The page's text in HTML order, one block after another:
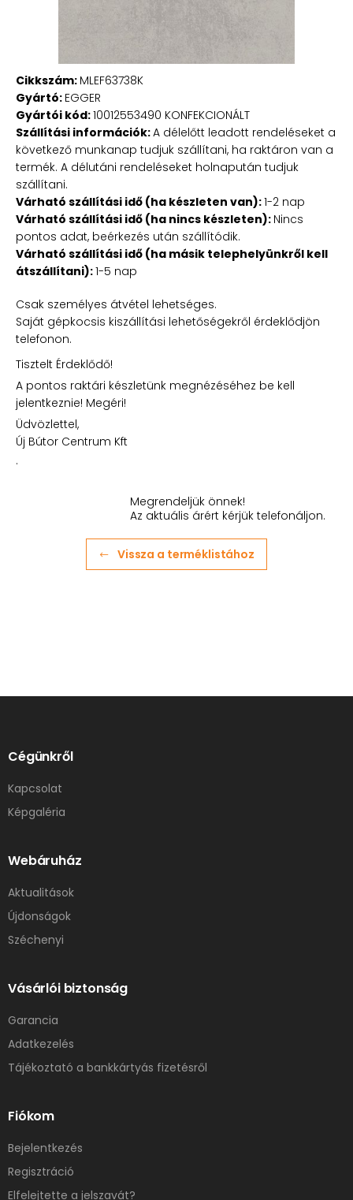
Cikkszám: MLEF63738K
Gyártó: EGGER
Gyártói kód:10012553490 KONFEKCIONÁLT
Szállítási információk:A délelőtt leadott rendeléseket a
következő munkanap tudjuk szállítani, ha raktáron van a
termék. A délutáni rendeléseket holnapután tudjuk
szállítani.
Várható szállítási idő (ha készleten van):1-2 nap
Várható szállítási idő (ha nincs készleten): Nincs
pontos adat, beérkezés után szállítódik.
Várható szállítási idő (ha másik telephelyünkről kell
átszállítani):1-5 nap
Csak személyes átvétel lehetséges.
Saját gépkocsis kiszállítási lehetőségekről érdeklődjön
telefonon.
Tisztelt Érdeklődő!
A pontos raktári készletünk megnézéséhez be kell
jelentkeznie! Megéri!
Üdvözlettel,
Új Bútor Centrum Kft
.
Megrendeljük önnek!
Az aktuális árért kérjük telefonáljon.
Vissza a terméklistához
Cégünkről
Kapcsolat
Képgaléria
Webáruház
Aktualitások
Újdonságok
Széchenyi
Vásárlói biztonság
Garancia
Adatkezelés
Tájékoztató a bankkártyás fizetésről
Fiókom
Bejelentkezés
Regisztráció
Elfelejtette a jelszavát?